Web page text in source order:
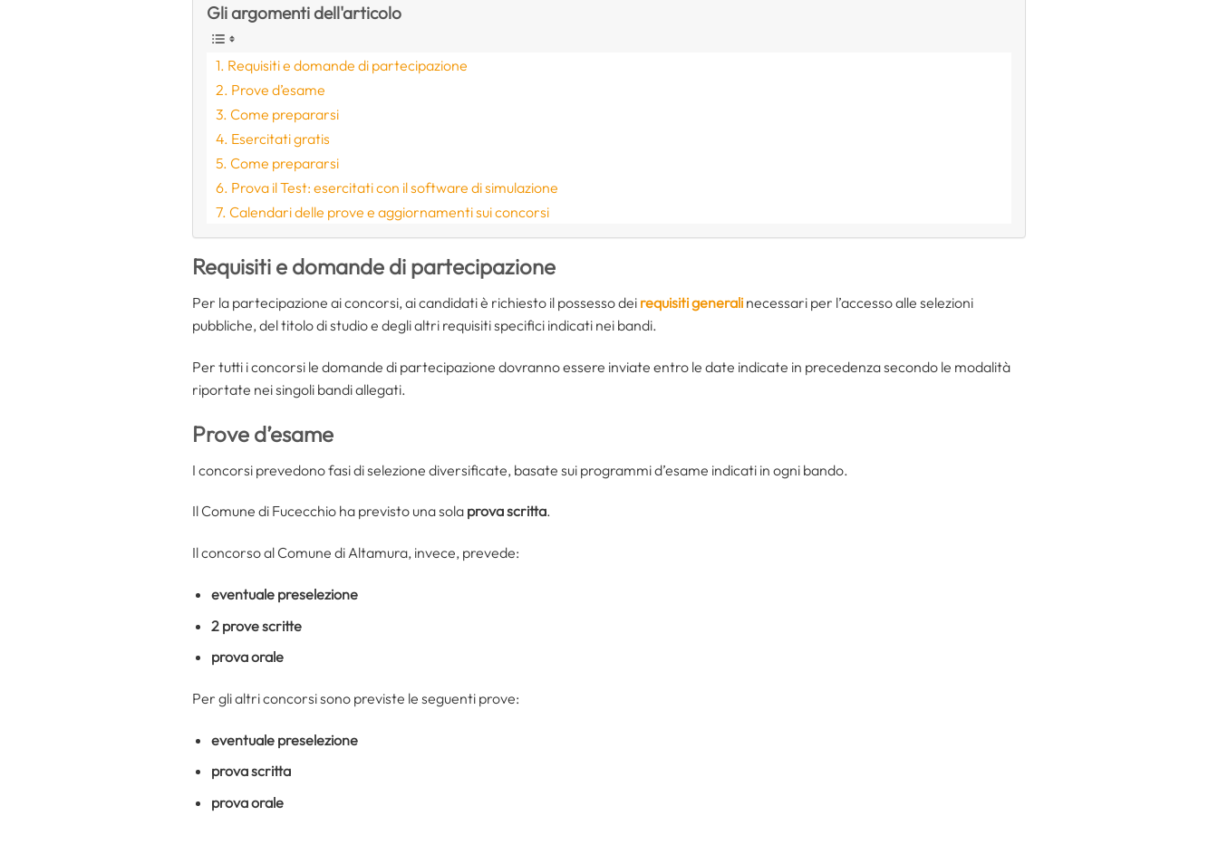
Gli argomenti dell'articolo
Requisiti e domande di partecipazione
Prove d’esame
Come prepararsi
Esercitati gratis
Come prepararsi
Prova il Test: esercitati con il software di simulazione
Calendari delle prove e aggiornamenti sui concorsi
Requisiti e domande di partecipazione
Per la partecipazione ai concorsi, ai candidati è richiesto il possesso dei requisiti generali necessari per l’accesso alle selezioni
pubbliche, del titolo di studio e degli altri requisiti specifici indicati nei bandi.
Per tutti i concorsi le domande di partecipazione dovranno essere inviate entro le date indicate in precedenza secondo le modalità
riportate nei singoli bandi allegati.
Prove d’esame
I concorsi prevedono fasi di selezione diversificate, basate sui programmi d’esame indicati in ogni bando.
Il Comune di Fucecchio ha previsto una sola prova scritta.
Il concorso al Comune di Altamura, invece, prevede:
eventuale preselezione
2 prove scritte
prova orale
Per gli altri concorsi sono previste le seguenti prove:
eventuale preselezione
prova scritta
prova orale